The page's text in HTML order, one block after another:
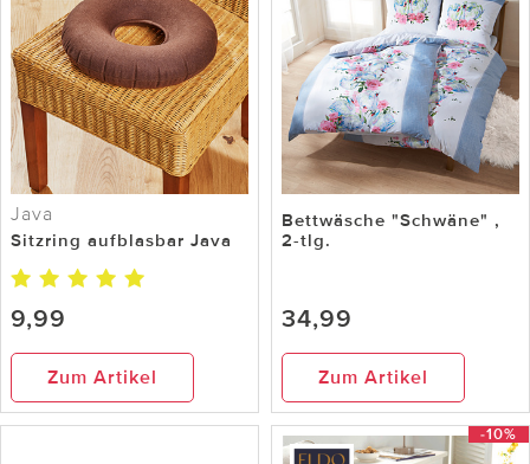
Java
Sitzring aufblasbar Java
9,99
Zum Artikel
Bettwäsche "Schwäne" ,
2-tlg.
34,99
Zum Artikel
-10%